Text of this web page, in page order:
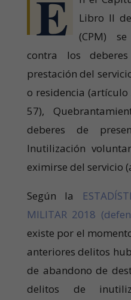
E
Libro II
(CPM)
contra los
prestación del
o residencia (artículo
57),
deberes de
Inutilización
eximirse del servicio
Según la
MILITAR 2018
existe por el
anteriores delitos
de abandono de
delitos de